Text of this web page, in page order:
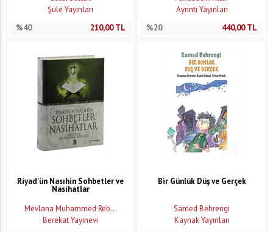
Şule Yayınları
%40
210,00TL
Ayrıntı Yayınları
%20
440,00TL
Riyad'ün Nasıhin Sohbetler ve
Nasihatlar
Mevlana Muhammed Reb...
Berekat Yayınevi
Bir Günlük Düş ve Gerçek
Samed Behrengi
Kaynak Yayınları